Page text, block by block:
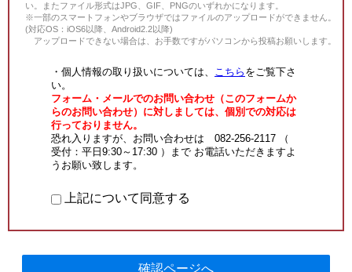
い。またファイル形式はJPG、GIF、PNGのいずれかになります。
※一部のスマートフォンやブラウザではファイルのアップロードができません。
(対応OS：iOS6以降、Android2.2以降)
アップロードできない場合は、お手数ですがパソコンから投稿お願いします。
・個人情報の取り扱いについては、 こちら をご覧下さ
い。
フォーム・メールでのお問い合わせ（このフォームか
らのお問い合わせ）に対しましては、個別での対応は
行っておりません。
恐れ入りますが、お問い合わせは 082-256-2117 （
受付：平日9:30～17:30 ）まで お電話いただきますよ
うお願い致します。
上記について同意する
確認ページへ